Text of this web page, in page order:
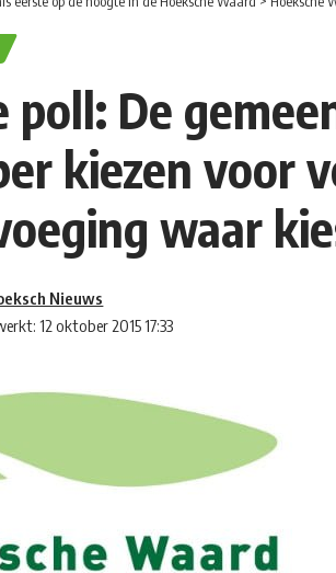
poll: De
kiezen voor
waar
12 oktober 2015 17:33
Nieuws